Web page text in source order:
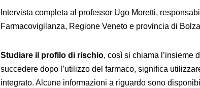
Intervista completa al professor Ugo Moretti,
Farmacovigilanza, Regione Veneto e provincia di
Studiare il profilo di rischio, così si chiama l’insieme
succedere dopo l’utilizzo del farmaco, significa
integrato. Alcune informazioni a riguardo sono